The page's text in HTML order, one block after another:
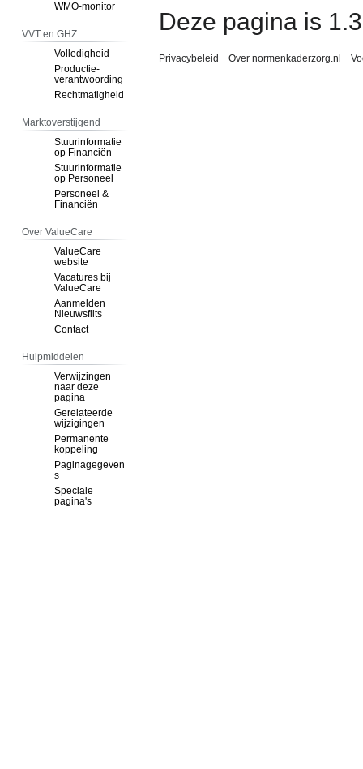
WMO-monitor
VVT en GHZ
Volledigheid
Productie-
verantwoording
Rechtmatigheid
Marktoverstijgend
Stuurinformatie
op Financiën
Stuurinformatie
op Personeel
Personeel &
Financiën
Over ValueCare
ValueCare
website
Vacatures bij
ValueCare
Aanmelden
Nieuwsflits
Contact
Hulpmiddelen
Verwijzingen
naar deze
pagina
Gerelateerde
wijzigingen
Permanente
koppeling
Paginagegeven
s
Speciale
pagina's
Deze pagina is
Privacybeleid Over normenkaderzorg.nl